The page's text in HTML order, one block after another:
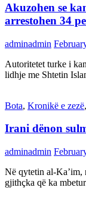
Akuzohen se
arrestohen 34
adminadmin
Autoritetet turke i
lidhje me Shtetin
Bota, Kronikë e zezë,
Irani dënon
adminadmin
Në qytetin al-Ka’im,
gjithçka që ka